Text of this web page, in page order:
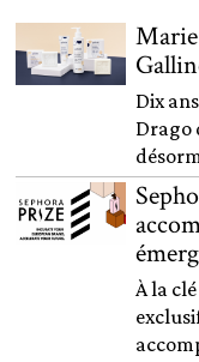
Dix
Drago
À la